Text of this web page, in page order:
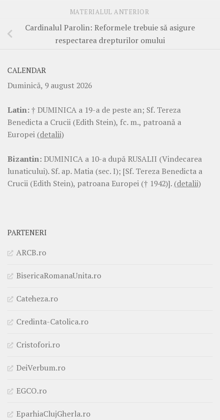
MATERIALUL ANTERIOR
Cardinalul Parolin: Reformele trebuie să asigure
respectarea drepturilor omului
CALENDAR
Duminică, 9 august 2026
Latin:† DUMINICA a 19-a de peste an; Sf. Tereza
Benedicta a Crucii (Edith Stein), fc. m., patroană a
Europei (detalii)
Bizantin: DUMINICA a 10-a după RUSALII (Vindecarea
lunaticului). Sf. ap. Matia (sec. I); [Sf. Tereza Benedicta a
Crucii (Edith Stein), patroana Europei († 1942)]. (detalii)
PARTENERI
ARCB.ro
BisericaRomanaUnita.ro
Cateheza.ro
Credinta-Catolica.ro
Cristofori.ro
DeiVerbum.ro
EGCO.ro
EparhiaClujGherla.ro